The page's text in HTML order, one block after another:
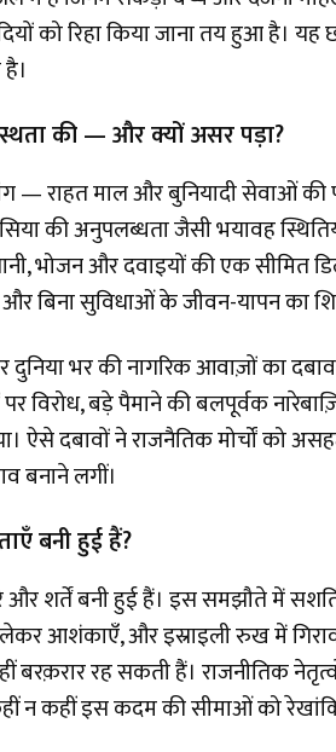
को रिहा किया जाना तय हुआ है।
की — और क्यों असर पड़ा?
— राहत माल और बुनियादी सेवाओं की
की अनुपलब्धता जैसी भयावह
भोजन और दवाइयों की एक सीमित
बिना सुविधाओं के जीवन-यापन का
दुनिया भर की नागरिक आवाज़ों का
विरोध, बड़े पैमाने की बलपूर्वक
ऐसे दबावों ने राजनैतिक मोर्चों
बनाने लगीं।
बनी हुई हैं?
शर्तें बनी हुई हैं। इस समझौते में
लेकर आशंकाएँ, और इस्राइली रुख में
बरक़रार रह सकती हैं। राजनीतिक
न कहीं इस कदम की सीमाओं को